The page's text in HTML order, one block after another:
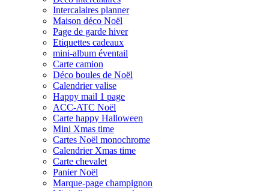
Intercalaires planner
Maison déco Noël
Page de garde hiver
Etiquettes cadeaux
mini-album éventail
Carte camion
Déco boules de Noël
Calendrier valise
Happy mail 1 page
ACC-ATC Noël
Carte happy Halloween
Mini Xmas time
Cartes Noël monochrome
Calendrier Xmas time
Carte chevalet
Panier Noël
Marque-page champignon